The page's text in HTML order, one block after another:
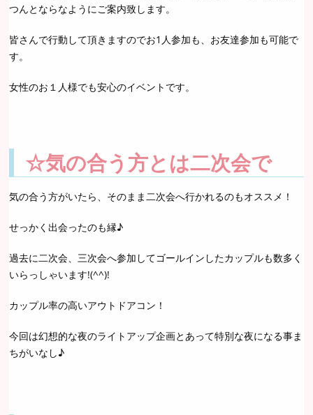
つんとならなようにご案内致します。
皆さんで行動して頂きますのでお1人参加も、お友達参加も可能で
す。
女性のお１人様でも安心のイベントです。
☆気の合う方とは二次会で
気の合う方がいたら、そのまま二次会へ行かれるのもオススメ！
せっかく出会ったのも縁♪
過去に二次会、三次会へ参加してゴールインしたカップルも数多く
いらっしゃいます!(^^)!
カップル率の高いアウトドアコン！
今回は幻想的な夜のライトアップ企画とあって特別な夜になる事ま
ちがいなし♪